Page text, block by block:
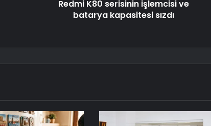
Redmi K80 serisinin işlemcisi ve
batarya kapasitesi sızdı